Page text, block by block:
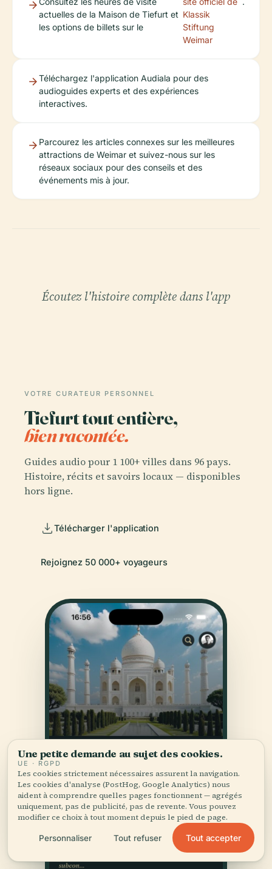
actuelles de la Maison de Tiefurt et
les options de billets sur le
Klassik
Stiftung
Weimar
Téléchargez l'application Audiala pour des
audioguides experts et des expériences
interactives.
Parcourez les articles connexes sur les meilleures
attractions de Weimar et suivez-nous sur les
réseaux sociaux pour des conseils et des
événements mis à jour.
Écoutez l'histoire complète dans l'app
VOTRE CURATEUR PERSONNEL
Tiefurt tout entière,
bien racontée.
Guides audio pour 1 100+ villes dans 96 pays.
Histoire, récits et savoirs locaux — disponibles
hors ligne.
Télécharger l'application
Rejoignez 50 000+ voyageurs
Une petite demande au sujet des cookies.
UE · RGPD
Les cookies strictement nécessaires assurent la navigation.
Les cookies d'analyse (PostHog, Google Analytics) nous
aident à comprendre quelles pages fonctionnent — agrégés
uniquement, pas de publicité, pas de revente. Vous pouvez
modifier ce choix à tout moment depuis le pied de page.
Personnaliser Tout refuser Tout accepter